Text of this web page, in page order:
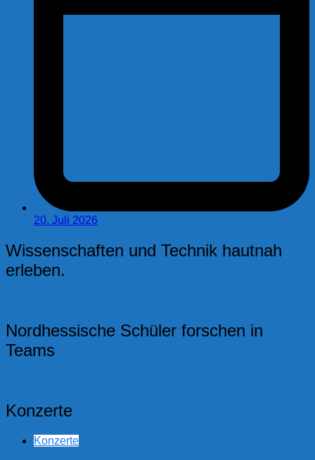
20. Juli 2026
Wissenschaften und Technik hautnah
erleben.
Nordhessische Schüler forschen in
Teams
Konzerte
Konzerte